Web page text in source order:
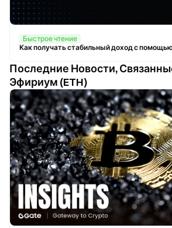
Быстрое чтение
Последние Новости,
Эфириум (ETH)